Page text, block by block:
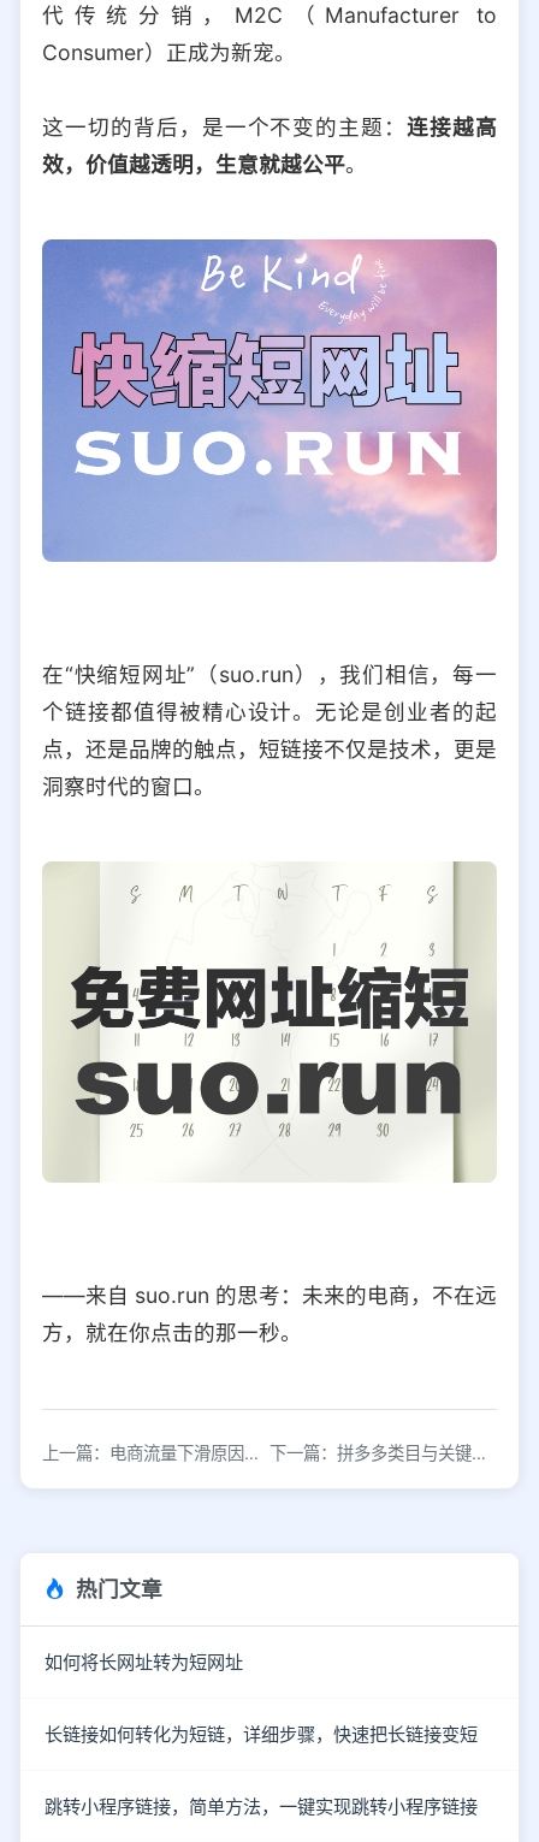
代传统分销，M2C（Manufacturer to
Consumer）正成为新宠。
这一切的背后，是一个不变的主题：连接越高
效，价值越透明，生意就越公平。
在“快缩短网址”（suo.run），我们相信，每一
个链接都值得被精心设计。无论是创业者的起
点，还是品牌的触点，短链接不仅是技术，更是
洞察时代的窗口。
——来自 suo.run 的思考：未来的电商，不在远
方，就在你点击的那一秒。
上一篇：电商流量下滑原因及恢复策略 下一篇：拼多多类目与关键词排名逻辑详解
热门文章
如何将长网址转为短网址
长链接如何转化为短链，详细步骤，快速把长链接变短
跳转小程序链接，简单方法，一键实现跳转小程序链接